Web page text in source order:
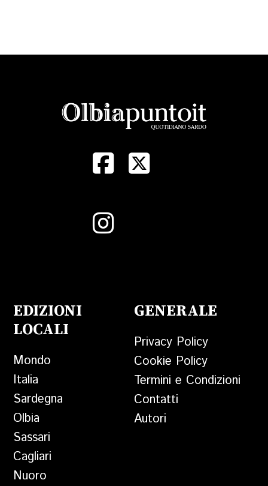
EDIZIONI
LOCALI
Mondo
Italia
Sardegna
Olbia
Sassari
Cagliari
Nuoro
GENERALE
Privacy Policy
Cookie Policy
Termini e Condizioni
Contatti
Autori